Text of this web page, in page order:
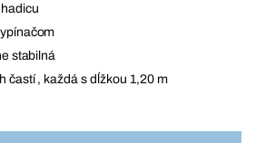
stabilná
častí , každá s dĺžkou 1,20 m